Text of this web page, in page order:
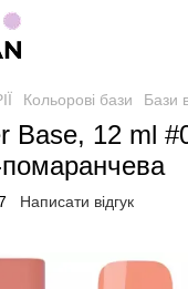
Кольорові бази Бази
Base, 12 ml
Написати відгук